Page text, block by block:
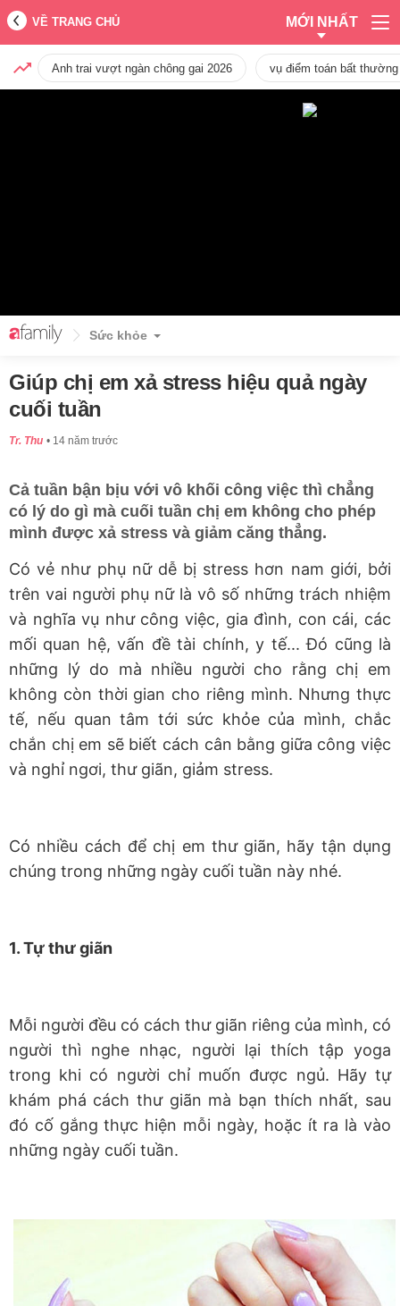
VỀ TRANG CHỦ MỚI NHẤT
Anh trai vượt ngàn chông gai 2026 vụ điểm toán bất
Sức khỏe
Giúp chị em xả stress hiệu quả ngày
cuối tuần
Tr. Thu 14 năm trước
Cả tuần bận bịu với vô khối công việc thì chẳng
có lý do gì mà cuối tuần chị em không cho phép
mình được xả stress và giảm căng thẳng.
Có vẻ như phụ nữ dễ bị stress hơn nam giới, bởi
trên vai người phụ nữ là vô số những trách nhiệm
và nghĩa vụ như công việc, gia đình, con cái, các
mối quan hệ, vấn đề tài chính, y tế... Đó cũng là
những lý do mà nhiều người cho rằng chị em
không còn thời gian cho riêng mình. Nhưng thực
tế, nếu quan tâm tới sức khỏe của mình, chắc
chắn chị em sẽ biết cách cân bằng giữa công việc
và nghỉ ngơi, thư giãn, giảm stress.
Có nhiều cách để chị em thư giãn, hãy tận dụng
chúng trong những ngày cuối tuần này nhé.
1. Tự thư giãn
Mỗi người đều có cách thư giãn riêng của mình, có
người thì nghe nhạc, người lại thích tập yoga
trong khi có người chỉ muốn được ngủ. Hãy tự
khám phá cách thư giãn mà bạn thích nhất, sau
đó cố gắng thực hiện mỗi ngày, hoặc ít ra là vào
những ngày cuối tuần.